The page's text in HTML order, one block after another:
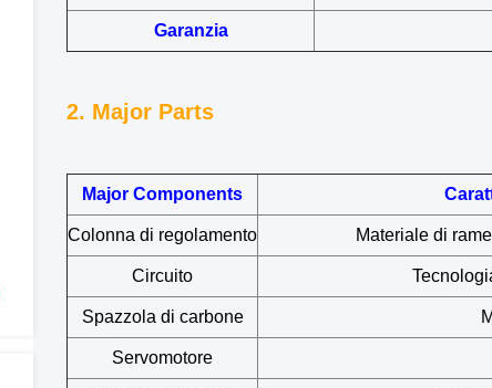
Garanzia
2. Major Parts
Major Components
Colonna di regolamento Materiale di
Circuito
Spazzola di carbone
Servomotore